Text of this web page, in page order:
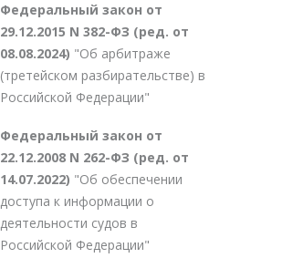
Федеральный закон от
29.12.2015 N 382-ФЗ (ред. от
08.08.2024) "Об арбитраже
(третейском разбирательстве) в
Российской Федерации"
Федеральный закон от
22.12.2008 N 262-ФЗ (ред. от
14.07.2022) "Об обеспечении
доступа к информации о
деятельности судов в
Российской Федерации"